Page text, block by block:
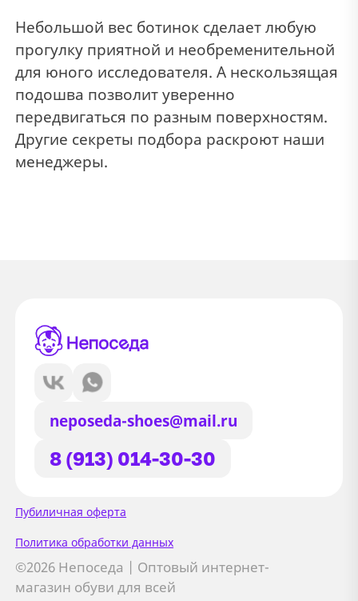
Небольшой вес ботинок сделает любую
прогулку приятной и необременительной
для юного исследователя. А нескользящая
подошва позволит уверенно
передвигаться по разным поверхностям.
Другие секреты подбора раскроют наши
менеджеры.
neposeda-shoes@mail.ru
8 (913) 014-30-30
Пубиличная оферта
Политика обработки данных
©2026 Непоседа | Оптовый интернет-
магазин обуви для всей
Сайт использует файлы Cookie
Мы используем файлы cookie и
сторонние сервисы (Yandex.Metrica и
AppMetrica) для анализа трафика,